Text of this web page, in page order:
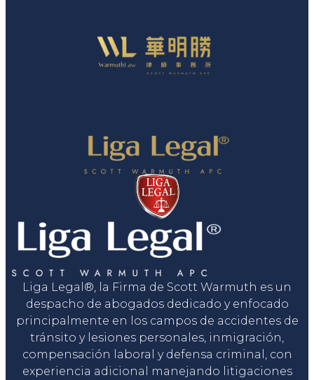
Liga Legal®, la Firma de Scott Warmuth es un
despacho de abogados dedicado y enfocado
principalmente en los campos de accidentes de
tránsito y lesiones personales, inmigración,
compensación laboral y defensa criminal, con
experiencia adicional manejando litigaciones